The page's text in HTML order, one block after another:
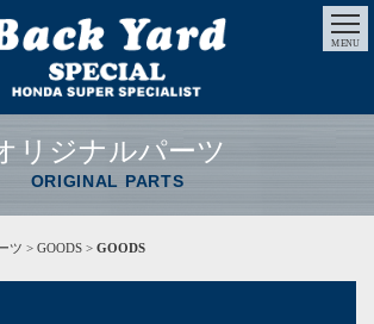
MENU
リジナルパーツ
ORIGINAL PARTS
ツ > GOODS > GOODS